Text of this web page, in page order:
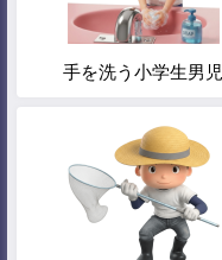
手を洗う小学生男児